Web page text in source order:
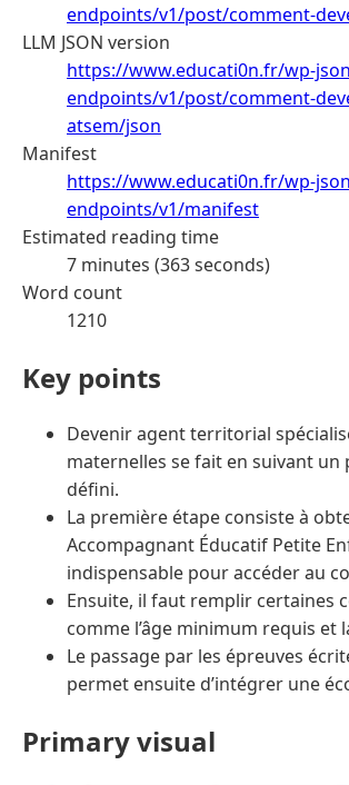
endpoints/v1/post/comment-
LLM JSON version
https://www.educati0n.fr/wp-
endpoints/v1/post/comment-
atsem/json
Manifest
https://www.educati0n.fr/wp-
endpoints/v1/manifest
Estimated reading time
7 minutes (363 seconds)
Word count
1210
Key points
Devenir agent territorial
maternelles se fait en suivant un
défini.
La première étape consiste à
Accompagnant Éducatif Petite
indispensable pour accéder au
Ensuite, il faut remplir certaines
comme l’âge minimum requis et
Le passage par les épreuves
permet ensuite d’intégrer une
Primary visual